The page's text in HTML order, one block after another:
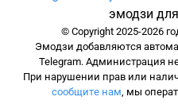
эмодзи
© Copyright 2025-2026
Эмодзи добавляются
Telegram. Администрация
При нарушении прав или
сообщите нам, мы